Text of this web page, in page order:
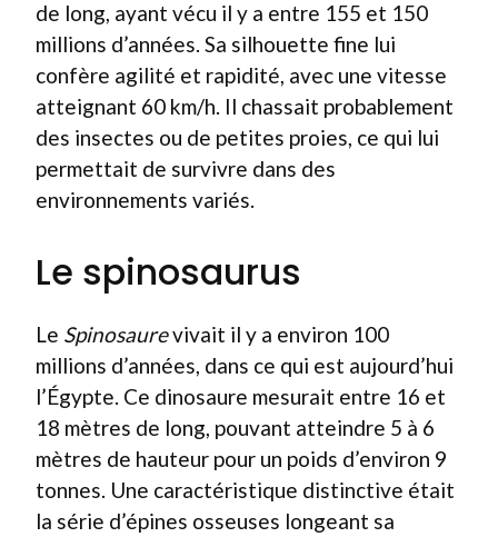
de long, ayant vécu il y a entre 155 et 150
millions d’années. Sa silhouette fine lui
confère agilité et rapidité, avec une vitesse
atteignant 60 km/h. Il chassait probablement
des insectes ou de petites proies, ce qui lui
permettait de survivre dans des
environnements variés.
Le spinosaurus
Le Spinosaurevivait il y a environ 100
millions d’années, dans ce qui est aujourd’hui
l’Égypte. Ce dinosaure mesurait entre 16 et
18 mètres de long, pouvant atteindre 5 à 6
mètres de hauteur pour un poids d’environ 9
tonnes. Une caractéristique distinctive était
la série d’épines osseuses longeant sa